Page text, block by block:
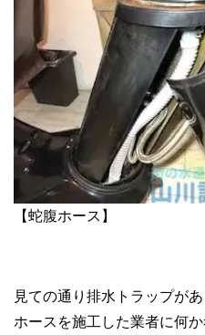
【蛇腹ホース】
見ての通り排水トラップが
ホースを施工した業者に何